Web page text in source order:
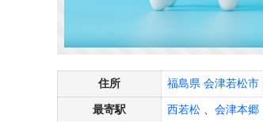
住所 福島県 会津若松市
最寄駅 西若松 会津本郷